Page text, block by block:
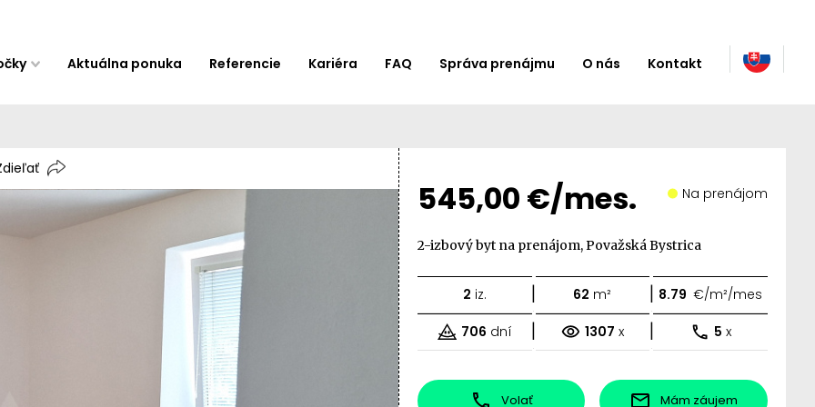
Aktuálna ponuka Referencie Kariéra FAQ Správa prenájmu O nás Kontakt
545,00 €/mes. Na prenájom
2-izbový byt na prenájom, Považská Bystrica
2 iz. | 62 m² | 8.79 €/m²/mes
706 dní | 1307 x | 5 x
Volať Mám záujem